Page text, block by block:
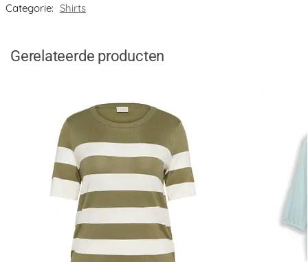
Categorie: Shirts
Gerelateerde producten